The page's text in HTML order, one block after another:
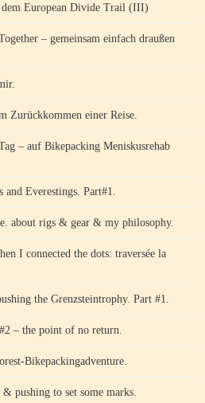
dem European Divide Trail (III)
– gemeinsam einfach draußen
Zurückkommen einer Reise.
– auf Bikepacking Meniskusrehab
Everestings. Part#1.
about rigs & gear & my philosophy.
I connected the dots: traversée la
the Grenzsteintrophy. Part #1.
– the point of no return.
Bikepackingadventure.
pushing to set some marks.